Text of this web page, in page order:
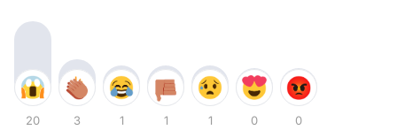
20 3 1 1 1 0 0